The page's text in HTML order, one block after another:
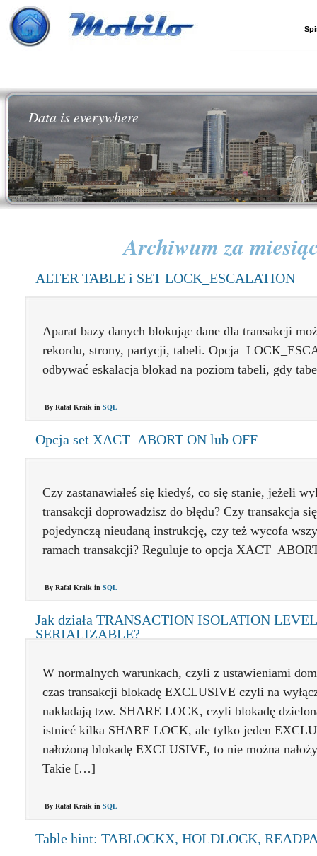
Data is everywhere
Archiwum za
ALTER TABLE i SET LOCK_ESCALATION
Aparat bazy danych blokując dane dla transakcji
rekordu, strony, partycji, tabeli. Opcja
odbywać eskalacja blokad na poziom tabeli, gdy
By Rafał Kraik in SQL
Opcja set XACT_ABORT ON lub OFF
Czy zastanawiałeś się kiedyś, co się stanie, jeżeli
transakcji doprowadzisz do błędu? Czy transakcja
pojedynczą nieudaną instrukcję, czy też wycofa
ramach transakcji? Reguluje to opcja
By Rafał Kraik in SQL
Jak działa TRANSACTION ISOLATION LEVEL
SERIALIZABLE?
W normalnych warunkach, czyli z ustawieniami
czas transakcji blokadę EXCLUSIVE czyli na
nakładają tzw. SHARE LOCK, czyli blokadę
istnieć kilka SHARE LOCK, ale tylko jeden
nałożoną blokadę EXCLUSIVE, to nie można
Takie […]
By Rafał Kraik in SQL
Table hint: TABLOCKX, HOLDLOCK,